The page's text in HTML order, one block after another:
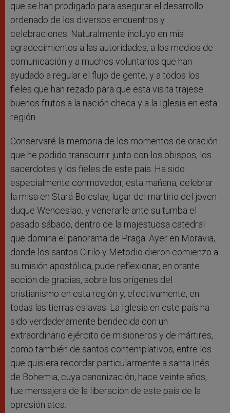
que se han prodigado para asegurar el desarrollo
ordenado de los diversos encuentros y
celebraciones. Naturalmente incluyo en mis
agradecimientos a las autoridades, a los medios de
comunicación y a muchos voluntarios que han
ayudado a regular el flujo de gente, y a todos los
fieles que han rezado para que esta visita trajese
buenos frutos a la nación checa y a la Iglesia en esta
región.
Conservaré la memoria de los momentos de oración
que he podido transcurrir junto con los obispos, los
sacerdotes y los fieles de este país. Ha sido
especialmente conmovedor, esta mañana, celebrar
la misa en Stará Boleslav, lugar del martirio del joven
duque Wenceslao, y venerarle ante su tumba el
pasado sábado, dentro de la majestuosa catedral
que domina el panorama de Praga. Ayer en Moravia,
donde los santos Cirilo y Metodio dieron comienzo a
su misión apostólica, pude reflexionar, en orante
acción de gracias, sobre los orígenes del
cristianismo en esta región y, efectivamente, en
todas las tierras eslavas. La Iglesia en este país ha
sido verdaderamente bendecida con un
extraordinario ejército de misioneros y de mártires,
como también de santos contemplativos, entre los
que quisiera recordar particularmente a santa Inés
de Bohemia, cuya canonización, hace veinte años,
fue mensajera de la liberación de este país de la
opresión atea.